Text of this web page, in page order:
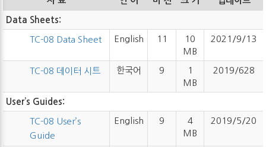
Data Sheets:
TC-08 Data Sheet English 11
10
MB
2021/9/13
TC-08 데이터 시트 한국어 9
1
MB
2019/628
User’s Guides:
TC-08 User’s
Guide
English 9
4
MB
2019/5/20